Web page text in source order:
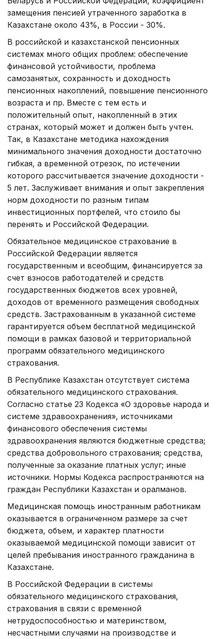
замещения пенсией утраченного заработка в
Казахстане около 43%, в России - 30%.
В российской и казахстанской пенсионных
системах много общих проблем: обеспечение
финансовой устойчивости, проблема
самозанятых, сохранность и доходность
пенсионных накоплений, повышение пенсионного
возраста и пр. Вместе с тем есть и
положительный опыт, накопленный в этих
странах, который может и должен быть учтен.
Так, в Казахстане методика нахождения
минимального значения доходности достаточно
гибкая, а временной отрезок, по истечении
которого рассчитывается значение доходности -
5 лет. Заслуживает внимания и опыт закрепления
норм доходности по разным типам
инвестиционных портфелей, что стоило бы
перенять и Российской Федерации.
Обязательное медицинское страхование в
Российской Федерации является
государственным и всеобщим, финансируется за
счет взносов работодателей и средств
государственных бюджетов всех уровней,
доходов от временного размещения свободных
средств. Застрахованным в указанной системе
гарантируется объем бесплатной медицинской
помощи в рамках базовой и территориальной
программ обязательного медицинского
страхования.
В Республике Казахстан отсутствует система
обязательного медицинского страхования.
Согласно статье 23 Кодекса «О здоровье народа и
системе здравоохранения», источниками
финансового обеспечения системы
здравоохранения являются бюджетные средства;
средства добровольного страхования; средства,
полученные за оказание платных услуг; иные
источники. Нормы Кодекса распространяются на
граждан Республики Казахстан и оралманов.
Медицинская помощь иностранным работникам
оказывается в ограниченном размере за счет
бюджета, объем, и характер платности
оказываемой медицинской помощи зависит от
целей пребывания иностранного гражданина в
Казахстане.
В Российской Федерации в системы
обязательного медицинского страхования,
страхования в связи с временной
нетрудоспособностью и материнством,
несчастными случаями на производстве и